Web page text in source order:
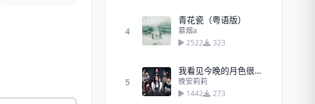
4
青花瓷（粤语版）
慕烟a
2522
323
5
我看见今晚的月色很美，你呢？ (35秒)
晚安莉莉
1442
273